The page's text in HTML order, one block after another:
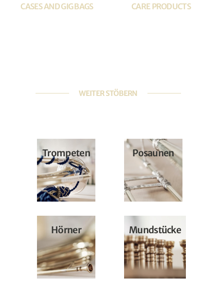
CASES AND GIG BAGS CARE PRODUCTS
WEITER STÖBERN
Trompeten Posaunen
Hörner Mundstücke